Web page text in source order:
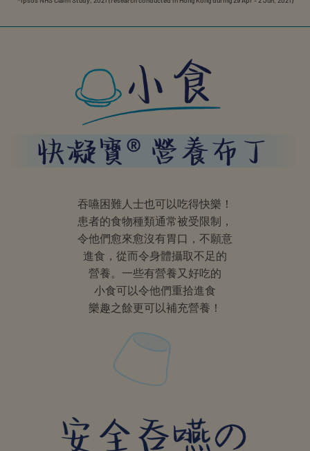
吞嚥困難人士也可以吃得快樂！
患者的食物種類通常被受限制，
令他們愈來愈沒有胃口，不願意
進食，從而令身體攝取不足的
營養。一些有營養又好吃的
小食可以令他們重拾進食
樂趣之餘更可以補充營養！